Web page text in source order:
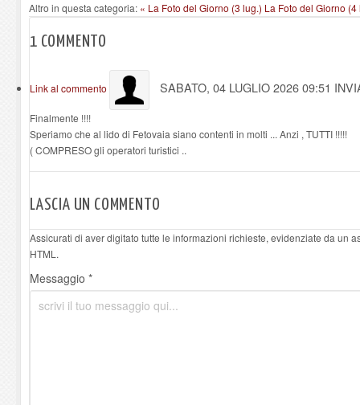
Altro in questa categoria: « La Foto del Giorno (3 lug.) La Foto del Giorno (4
1 COMMENTO
Link al commento SABATO, 04 LUGLIO 2026 09:51
Finalmente !!!!
Speriamo che al lido di Fetovaia siano contenti in molti ... Anzi , TUTTI !!!!!
( COMPRESO gli operatori turistici ..
LASCIA UN COMMENTO
Assicurati di aver digitato tutte le informazioni richieste, evidenziate da un
HTML.
Messaggio *